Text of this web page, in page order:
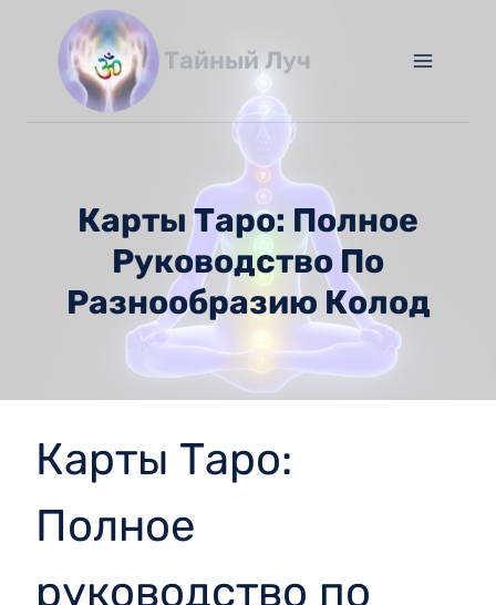
содержимому
Тайный Луч
Карты Таро: Полное
Руководство По
Разнообразию Колод
Карты Таро:
Полное
руководство по